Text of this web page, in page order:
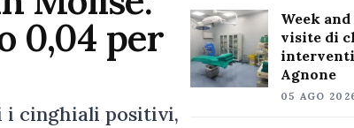
0,04 per
i cinghiali positivi,
Week
visite di
interventi
Agnone
05 AGO